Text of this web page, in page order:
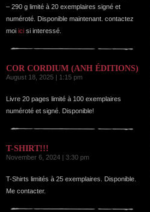
– 290 g limité à 20 exemplaires signé et
numéroté. Disponible maintenant. contactez
moi ici si interessé.
COR CORDIUM (ANH ÉDITIONS)
August 18, 2025 | 1:15 pm
Livre 20 pages limité à 100 exemplaires
numéroté et signé. Disponible!
T-SHIRT!!!
November 6, 2024 | 3:30 pm
T-Shirts limités à 25 exemplaires. Disponible.
Me contacter.